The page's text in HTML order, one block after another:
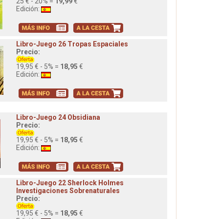
Edición:
Libro-Juego 26 Tropas Espaciales
Precio:
19,95 € - 5% = 18,95 €
Edición:
Libro-Juego 24 Obsidiana
Precio:
19,95 € - 5% = 18,95 €
Edición:
Libro-Juego 22 Sherlock Holmes
Investigaciones Sobrenaturales
Precio:
19,95 € - 5% = 18,95 €